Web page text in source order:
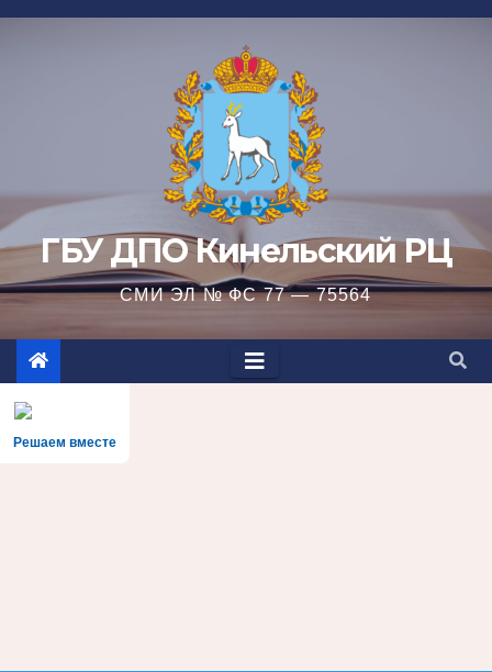
Перейти
ГБУ ДПО Кинельский РЦ
СМИ ЭЛ № ФС 77 — 75564
Решаем вместе